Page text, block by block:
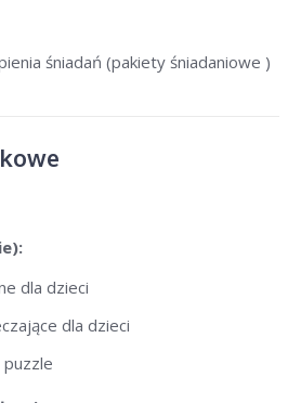
śniadań (pakiety śniadaniowe )
dla dzieci
dla dzieci